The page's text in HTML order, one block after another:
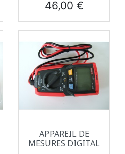
Prix
46,00 €
APPAREIL DE
MESURES DIGITAL